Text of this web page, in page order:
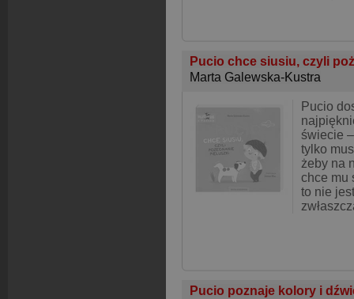
Pucio chce siusiu, czyli
Marta Galewska-Kustra
Pucio
świecie
tylko
żeby na
chce mu
to nie
Pucio poznaje kolory i